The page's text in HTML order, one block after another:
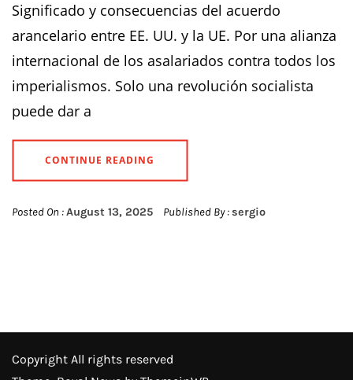
Significado y consecuencias del acuerdo
arancelario entre EE. UU. y la UE. Por una alianza
internacional de los asalariados contra todos los
imperialismos. Solo una revolución socialista
puede dar a
CONTINUE READING
Posted On :August 13, 2025 Published By :sergio
Copyright All rights reserved